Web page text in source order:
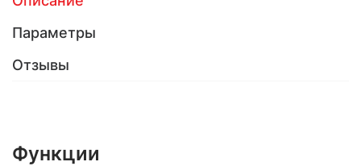
Параметры
Отзывы
Функции